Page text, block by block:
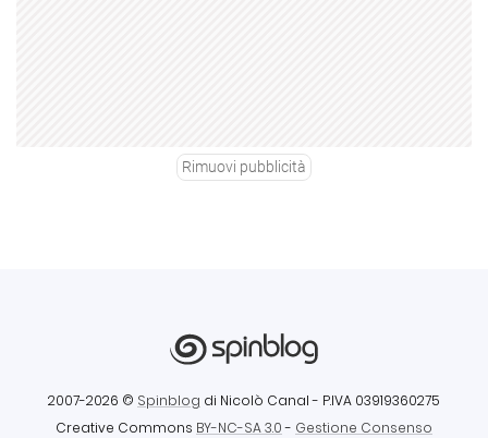
Rimuovi pubblicità
2007-2026 © Spinblog di Nicolò Canal - P.IVA 03919360275
Creative Commons BY-NC-SA 3.0- Gestione Consenso